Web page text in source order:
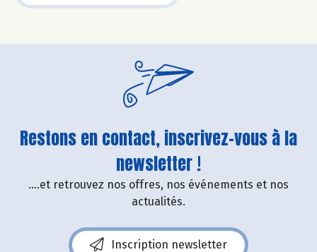
Restons en contact, inscrivez-vous à la
newsletter !
....et retrouvez nos offres, nos événements et nos
actualités.
Inscription newsletter